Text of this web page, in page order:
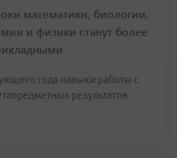
математики, биологии,
и физики станут более
года навыки работы с
результатов